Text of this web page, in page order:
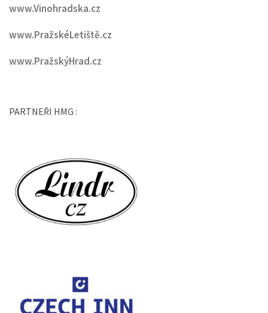
www.Vinohradska.cz
www.PražskéLetiště.cz
www.PražskýHrad.cz
PARTNEŘI HMG :